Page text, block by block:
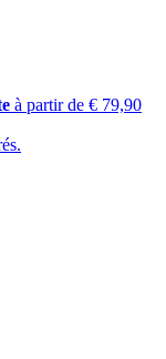
à partir de € 79,90